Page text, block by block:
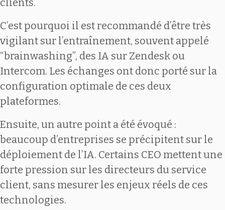
clients.
C’est pourquoi il est recommandé d’être très
vigilant sur l’entraînement, souvent appelé
“brainwashing”, des IA sur Zendesk ou
Intercom. Les échanges ont donc porté sur la
configuration optimale de ces deux
plateformes.
Ensuite, un autre point a été évoqué :
beaucoup d’entreprises se précipitent sur le
déploiement de l’IA. Certains CEO mettent une
forte pression sur les directeurs du service
client, sans mesurer les enjeux réels de ces
technologies.